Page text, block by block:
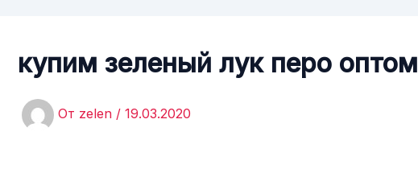
купим зеленый лук перо оптом
От zelen / 19.03.2020